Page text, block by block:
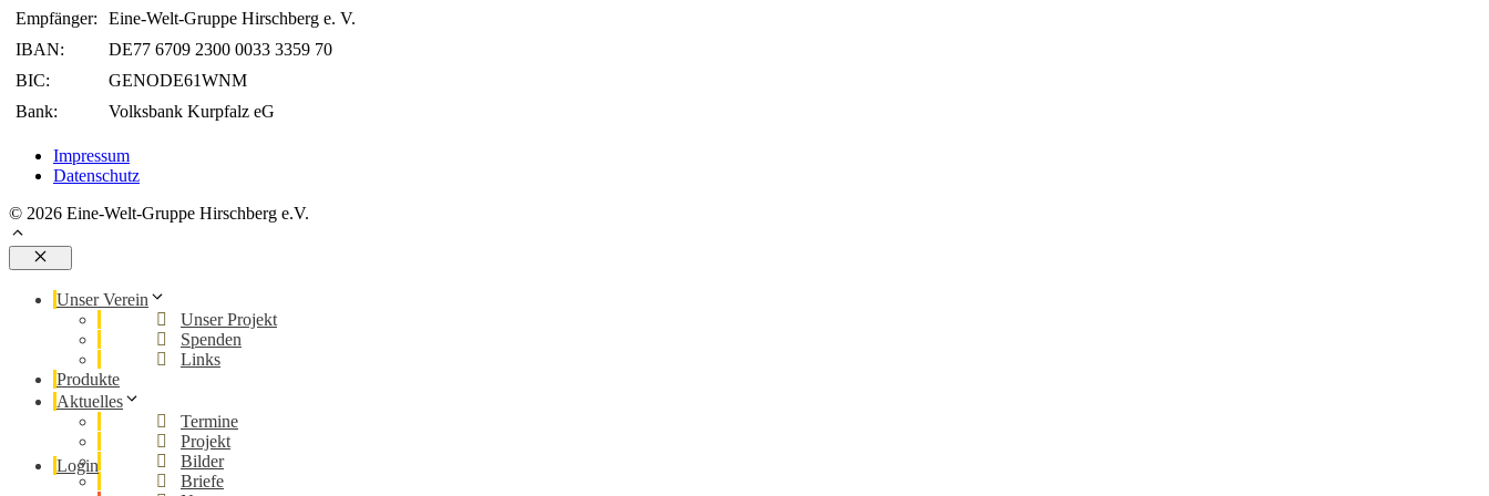
Empfänger:
Eine-Welt-Gruppe Hirschberg e. V.
IBAN:
DE77 6709 2300 0033 3359 70
BIC:
GENODE61WNM
Bank:
Volksbank Kurpfalz eG
Impressum
Datenschutz
© 2026 Eine-Welt-Gruppe Hirschberg e.V.
Schließen
Unser Verein
Unser Projekt
Spenden
Links
Produkte
Aktuelles
Termine
Projekt
Bilder
Briefe
Login